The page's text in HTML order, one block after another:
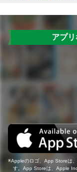
アプ
Appleのロゴ、App Storeは
す。App Storeは、Apple